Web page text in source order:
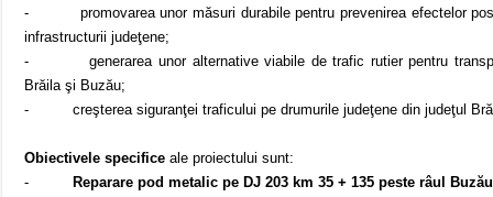
-
promovarea unor măsuri durabile pentru prevenirea efectelor
infrastructurii judeţene;
-
generarea unor alternative viabile de trafic rutier pentru
Brăila şi Buzău;
-
creşterea siguranţei traficului pe drumurile judeţene din judeţul
Obiectivele specifice ale proiectului sunt:
-
Reparare pod metalic pe DJ203 km 35 + 135 peste râul